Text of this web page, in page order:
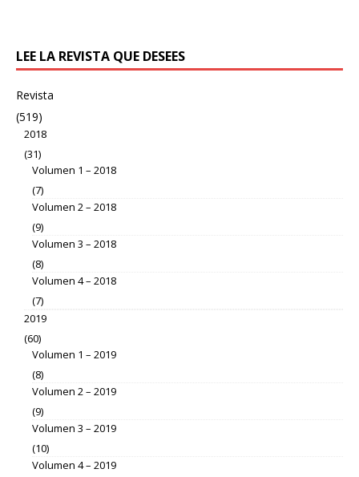
LEE LA REVISTA QUE DESEES
Revista
(519)
2018
(31)
Volumen 1 – 2018
(7)
Volumen 2 – 2018
(9)
Volumen 3 – 2018
(8)
Volumen 4 – 2018
(7)
2019
(60)
Volumen 1 – 2019
(8)
Volumen 2 – 2019
(9)
Volumen 3 – 2019
(10)
Volumen 4 – 2019